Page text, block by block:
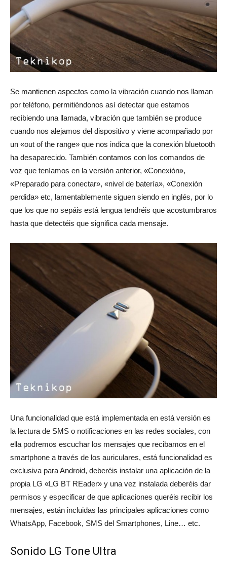
Se mantienen aspectos como la vibración cuando nos llaman
por teléfono, permitiéndonos así detectar que estamos
recibiendo una llamada, vibración que también se produce
cuando nos alejamos del dispositivo y viene acompañado por
un «out of the range» que nos indica que la conexión bluetooth
ha desaparecido. También contamos con los comandos de
voz que teníamos en la versión anterior, «Conexión»,
«Preparado para conectar», «nivel de batería», «Conexión
perdida» etc, lamentablemente siguen siendo en inglés, por lo
que los que no sepáis está lengua tendréis que acostumbraros
hasta que detectéis que significa cada mensaje.
Una funcionalidad que está implementada en está versión es
la lectura de SMS o notificaciones en las redes sociales, con
ella podremos escuchar los mensajes que recibamos en el
smartphone a través de los auriculares, está funcionalidad es
exclusiva para Android, deberéis instalar una aplicación de la
propia LG «LG BT REader» y una vez instalada deberéis dar
permisos y especificar de que aplicaciones queréis recibir los
mensajes, están incluidas las principales aplicaciones como
WhatsApp, Facebook, SMS del Smartphones, Line… etc.
Sonido LG Tone Ultra